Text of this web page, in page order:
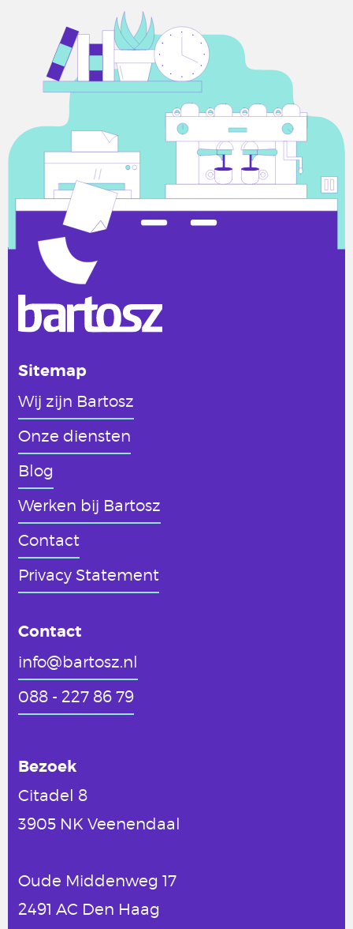
Sitemap
Wij zijn Bartosz
Onze diensten
Blog
Werken bij Bartosz
Contact
Privacy Statement
Contact
info@bartosz.nl
088 - 227 86 79
Bezoek
Citadel 8
3905 NK Veenendaal
Oude Middenweg 17
2491 AC Den Haag